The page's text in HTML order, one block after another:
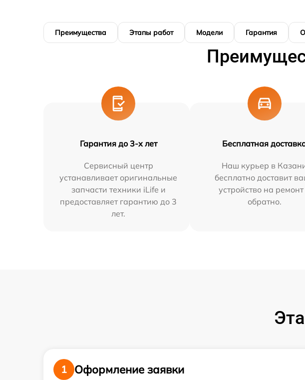
Преимущества Этапы работ Модели Гарантия
Гарантия до 3-х лет
Сервисный центр
устанавливает оригинальные
запчасти техники iLife и
предоставляет гарантию до 3
лет.
Бесплатная
Наш курьер в
бесплатно доставит
устройство на ремонт
обратно.
1
Оформление заявки